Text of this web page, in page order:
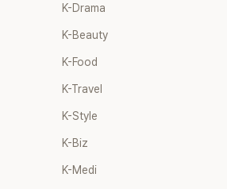
K-Drama
K-Beauty
K-Food
K-Travel
K-Style
K-Biz
K-Medi